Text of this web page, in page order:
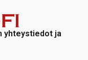
yhteystiedot ja